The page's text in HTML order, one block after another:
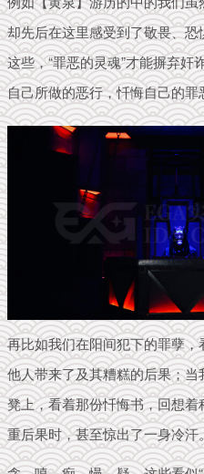
却先后在这里感受到了敬畏、恐
这些，“罪恶的灵魂”才能摒弃奸
自己所做的恶行，忏悔自己的罪
再比如我们在阳间犯下的罪孽
他人带来了及其糟糕的后果；当
凳上，看着那份忏悔书，回想
重后果时，甚至惊出了一身冷汗